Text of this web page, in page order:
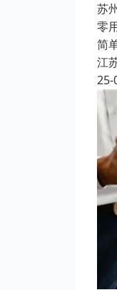
苏
零
简
江
25-